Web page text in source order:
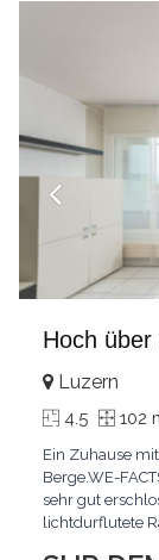
Hoch über
Luzern
4.5 102
Ein Zuhause
Berge.WE-
sehr gut
lichtdurflutete